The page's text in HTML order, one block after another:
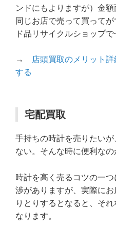
ンドにもよりますが）金額
同じお店で売って買って
ド品リサイクルショップ
→
店頭買取のメリット
する
宅配買取
手持ちの時計を売りたい
ない。そんな時に便利なの
時計を高く売るコツの一
渉がありますが、実際に
りとりするとなると、そ
なります。